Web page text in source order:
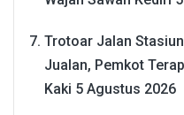
Trotoar Jalan
Jualan, Pemkot
Kaki 5 Agustus 2026